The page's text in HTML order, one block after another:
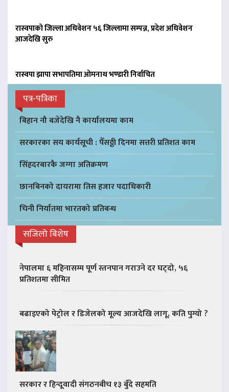
रास्वपाको जिल्ला अधिवेशन ५६ जिल्लामा सम्पन्न, प्रदेश अधिवेशन
आजदेखि सुरु
रास्वपा झापा सभापतिमा ओमनाथ भण्डारी निर्वाचित
पत्र-पत्रिका
बिहान नौ बजेदेखि नै कार्यालयमा काम
सरकारका सय कार्यसूची : पैँसठ्ठी दिनमा सत्तरी प्रतिशत काम
सिंहदरबारकै जग्गा अतिक्रमण
छानबिनको दायरामा तिस हजार पदाधिकारी
चिनी निर्यातमा भारतको प्रतिबन्ध
सजिलो बिशेष
नेपालमा ६ महिनासम्म पूर्ण स्तनपान गराउने दर घट्दो, ५६
प्रतिशतमा सीमित
बढाइएको पेट्रोल र डिजेलको मूल्य आजदेखि लागू, कति पुग्यो ?
सरकार र हिन्दूवादी संगठनबीच १३ बुँदे सहमति